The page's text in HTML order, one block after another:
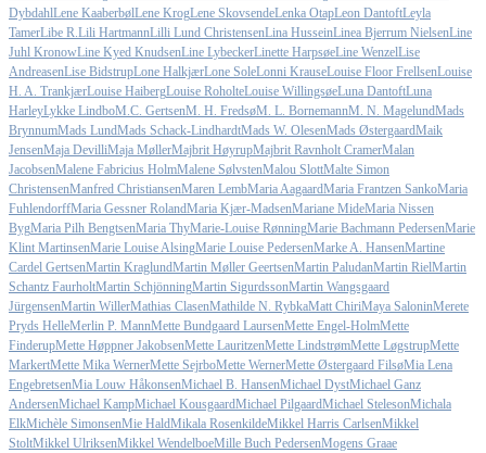
DybdahlLene KaaberbølLene KrogLene SkovsendeLenka OtapLeon DantoftLeyla
TamerLibe R.Lili HartmannLilli Lund ChristensenLina HusseinLinea Bjerrum NielsenLine
Juhl KronowLine Kyed KnudsenLine LybeckerLinette HarpsøeLine WenzelLise
AndreasenLise BidstrupLone HalkjærLone SoleLonni KrauseLouise Floor FrellsenLouise
H. A. TrankjærLouise HaibergLouise RoholteLouise WillingsøeLuna DantoftLuna
HarleyLykke LindboM.C. GertsenM. H. FredsøM. L. BornemannM. N. MagelundMads
BrynnumMads LundMads Schack-LindhardtMads W. OlesenMads ØstergaardMaik
JensenMaja DevilliMaja MøllerMajbrit HøyrupMajbrit Ravnholt CramerMalan
JacobsenMalene Fabricius HolmMalene SølvstenMalou SlottMalte Simon
ChristensenManfred ChristiansenMaren LembMaria AagaardMaria Frantzen SankoMaria
FuhlendorffMaria Gessner RolandMaria Kjær-MadsenMariane MideMaria Nissen
BygMaria Pilh BengtsenMaria ThyMarie-Louise RønningMarie Bachmann PedersenMarie
Klint MartinsenMarie Louise AlsingMarie Louise PedersenMarke A. HansenMartine
Cardel GertsenMartin KraglundMartin Møller GeertsenMartin PaludanMartin RielMartin
Schantz FaurholtMartin SchjönningMartin SigurdssonMartin Wangsgaard
JürgensenMartin WillerMathias ClasenMathilde N. RybkaMatt ChiriMaya SaloninMerete
Pryds HelleMerlin P. MannMette Bundgaard LaursenMette Engel-HolmMette
FinderupMette Høppner JakobsenMette LauritzenMette LindstrømMette LøgstrupMette
MarkertMette Mika WernerMette SejrboMette WernerMette Østergaard FilsøMia Lena
EngebretsenMia Louw HåkonsenMichael B. HansenMichael DystMichael Ganz
AndersenMichael KampMichael KousgaardMichael PilgaardMichael StelesonMichala
ElkMichèle SimonsenMie HaldMikala RosenkildeMikkel Harris CarlsenMikkel
StoltMikkel UlriksenMikkel WendelboeMille Buch PedersenMogens Graae